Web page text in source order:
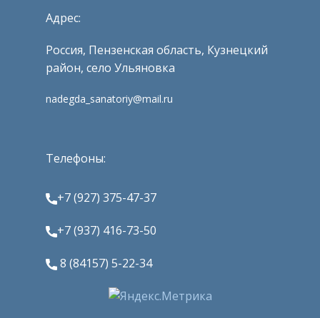
Адрес:
Россия, Пензенская область, Кузнецкий
район, село Ульяновка
nadegda_sanatoriy@mail.ru
Телефоны:
+7 (927) 375-47-37
+7 (937) 416-73-50
8 (84157) 5-22-34